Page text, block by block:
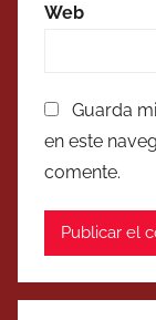
Web
Guarda
en este
comente.